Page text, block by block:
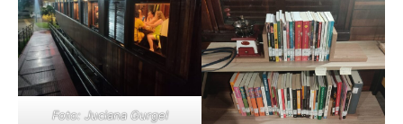
Foto: Juciana Gurgel